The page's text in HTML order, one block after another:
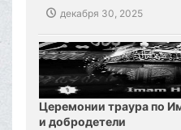
декабря 30, 2025
Церемонии траура по
и добродетели